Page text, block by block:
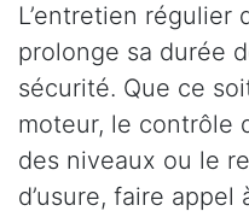
L’entretien régulier
prolonge sa durée
sécurité. Que ce
moteur, le contrôle
des niveaux ou le
d’usure, faire